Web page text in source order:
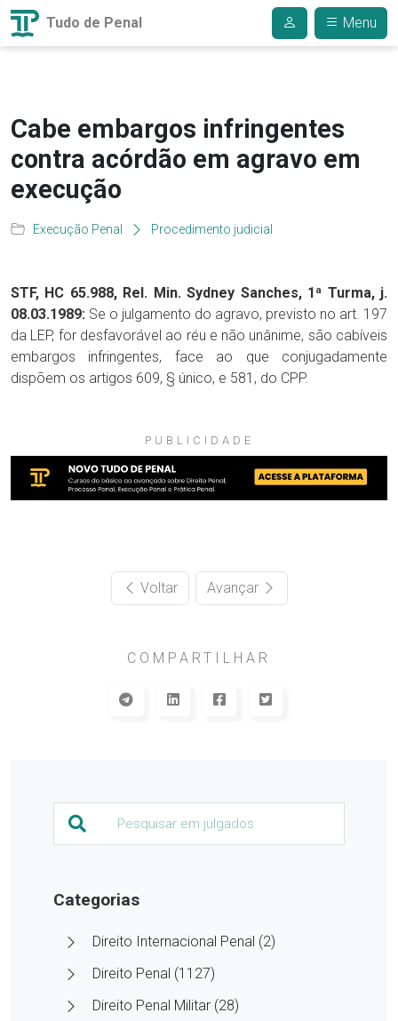
Tudo de Penal Menu
Cabe embargos infringentes
contra acórdão em agravo em
execução
Execução Penal Procedimento judicial
STF, HC 65.988, Rel. Min. Sydney Sanches, 1ª Turma, j.
08.03.1989: Se o julgamento do agravo, previsto no art. 197
da LEP, for desfavorável ao réu e não unânime, são cabíveis
embargos infringentes, face ao que conjugadamente
dispõem os artigos 609, § único, e 581, do CPP.
PUBLICIDADE
Voltar Avançar
COMPARTILHAR
Categorias
Direito Internacional Penal (2)
Direito Penal (1127)
Direito Penal Militar (28)